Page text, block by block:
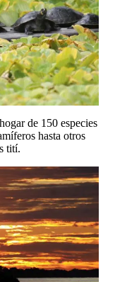
de 150 especies
hasta otros
tití.